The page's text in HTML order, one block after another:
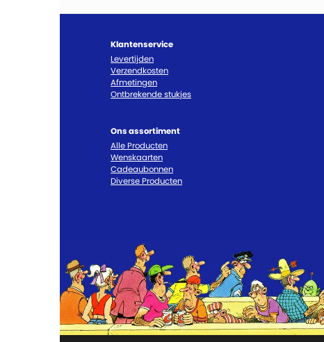
Klantenservice
Levertijden
Verzendkosten
Afmetingen
Ontbrekende stukjes
Ons assortiment
Alle Producten
Wenskaarten
Cadeaubonnen
Diverse Producten